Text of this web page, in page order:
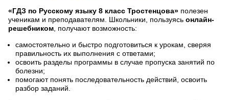
«ГДЗ по Русскому языку 8 класс Тростенцова» полезен
ученикам и преподавателям. Школьники, пользуясь онлайн-
решебником , получают возможность:
самостоятельно и быстро подготовиться к урокам, сверяя
правильность их выполнения с ответами;
освоить разделы программы в случае пропуска занятий по
болезни;
помогают понять последовательность действий, освоить
разбор заданий.